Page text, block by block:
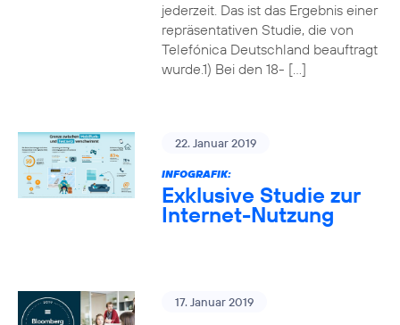
jederzeit. Das ist das Ergebnis einer
repräsentativen Studie, die von
Telefónica Deutschland beauftragt
wurde.1) Bei den 18- […]
22. Januar 2019
INFOGRAFIK:
Exklusive Studie zur
Internet-Nutzung
17. Januar 2019